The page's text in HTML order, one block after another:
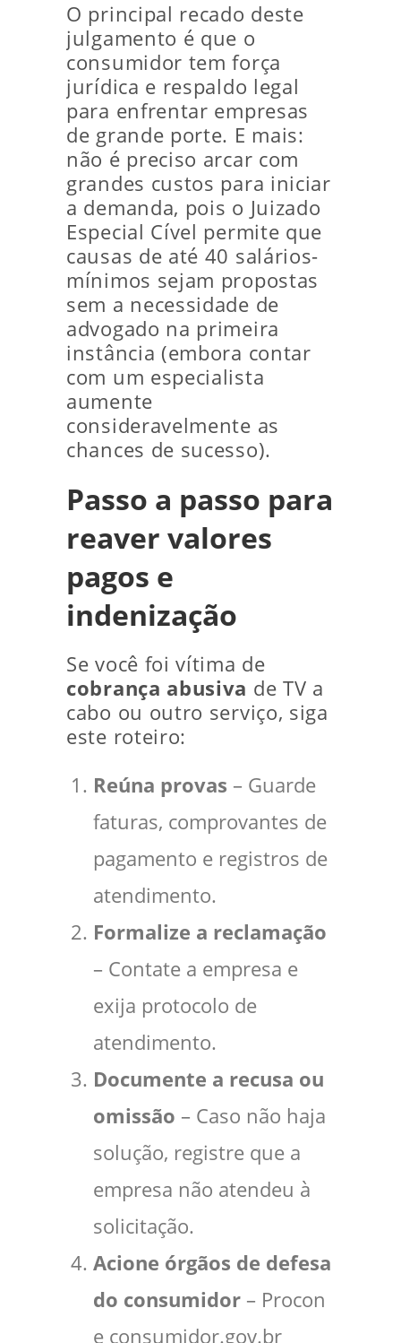
O principal recado deste
julgamento é que o
consumidor tem força
jurídica e respaldo legal
para enfrentar empresas
de grande porte. E mais:
não é preciso arcar com
grandes custos para iniciar
a demanda, pois o Juizado
Especial Cível permite que
causas de até 40 salários-
mínimos sejam propostas
sem a necessidade de
advogado na primeira
instância (embora contar
com um especialista
aumente
consideravelmente as
chances de sucesso).
Passo a passo para
reaver valores
pagos e
indenização
Se você foi vítima de
cobrança abusiva de TV a
cabo ou outro serviço, siga
este roteiro:
Reúna provas – Guarde
faturas, comprovantes de
pagamento e registros de
atendimento.
Formalize a reclamação
– Contate a empresa e
exija protocolo de
atendimento.
Documente a recusa ou
omissão – Caso não haja
solução, registre que a
empresa não atendeu à
solicitação.
Acione órgãos de defesa
do consumidor – Procon
e consumidor.gov.br